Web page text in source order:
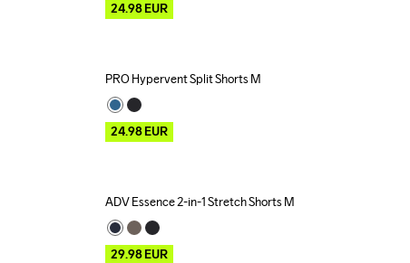
24.98EUR
Outlet
PRO Hypervent Split Shorts M
24.98EUR
Outlet
ADV Essence 2-in-1 Stretch Shorts M
29.98EUR